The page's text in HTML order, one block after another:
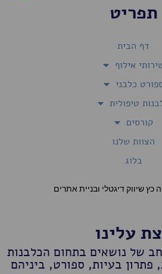
תפריט
דף הבית
אילוף
כלבני
טיפולית
קורסים
הצוות שלנו
בלוג
כץ שיווק דיגטלי ובניית אתרים
עלינו
של נושאים בתחום הכלבנות
פתרון בעיות, ספורט, ביניהם